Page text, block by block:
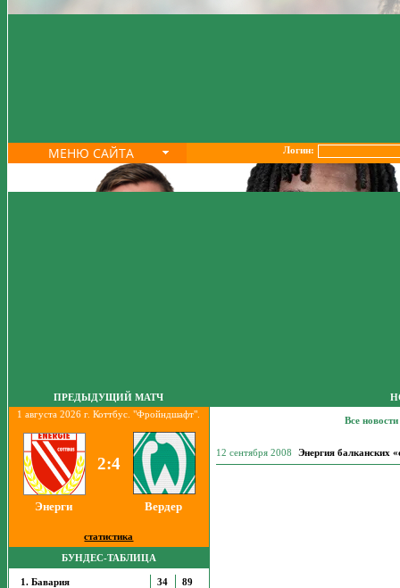
МЕНЮ САЙТА Логин:
ПРЕДЫДУЩИЙ МАТЧ
1 августа 2026 г. Коттбус. "Фройндшафт".
2:4
Энерги Вердер
статистика
БУНДЕС-ТАБЛИЦА
1. Бавария 34
89
Все
12 сентября 2008 Энергия балканских